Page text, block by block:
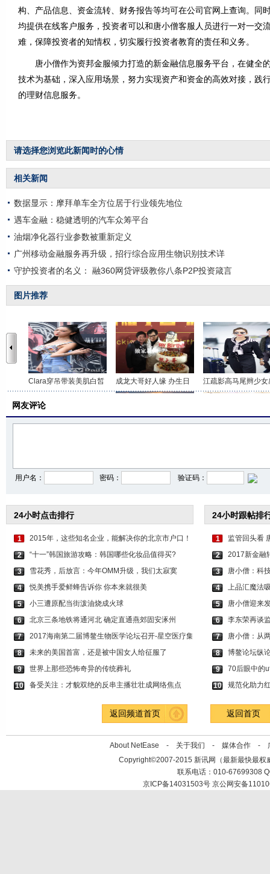
构、产品信息、资金流转、财务报告等均可在公司官网上查询。同
均提供在线客户服务，投资者可以和唐小僧客服人员进行一对一交
难，保障投资者的知情权，切实履行投资者教育的责任和义务。
唐小僧作为资邦金服倾力打造的新金融信息服务平台，在健全
技术为基础，深入应用场景，努力实现资产和资金的高效对接，践
的理财信息服务。
请选择您浏览此新闻时的心情
相关新闻
数据显示：摩拜单车全方位居于行业领先地位
遇车金融：稳健透明的汽车众筹平台
油烟净化器行业参数被重新定义
广州移动金融服务再升级，招行综合应用生物识别技术详
守护投资者的名义： 融360网贷评级教你八条P2P投资箴言
图片推荐
Clara穿吊带装美肌白皙 成龙大哥好人缘 办生日 江疏影高马尾辫少女
网友评论
用户名： 密码： 验证码：
24小时点击排行
1
2015年，这些知名企业，能解决你的北京市户口！
2
“十一”韩国旅游攻略：韩国哪些化妆品值得买?
3
雪花秀，后放言：今年OMM升级，我们太寂寞
4
悦美携手爱鲜蜂告诉你 你本来就很美
5
小三遭原配当街泼油烧成火球
6
北京三条地铁将通河北 确定直通燕郊固安涿州
7
2017海南第二届博鳌生物医学论坛召开-星空医疗集
8
未来的美国首富，还是被中国女人给征服了
9
世界上那些恐怖奇异的传统葬礼
10
备受关注：才貌双绝的反串主播壮壮成网络焦点
24小时跟帖排
1
监管回头看
2
2017新金融
3
唐小僧：科
4
上品汇魔法
5
唐小僧迎来
6
李东荣再谈
7
唐小僧：从
8
博鳌论坛纵
9
70后眼中的
10
规范化助力
返回频道首页 返回首页
About NetEase - 关于我们 - 媒体合作 -
Copyright©2007-2015 新讯网（最新最快最权
联系电话：010-67699308
京ICP备14031503号 京公网安备